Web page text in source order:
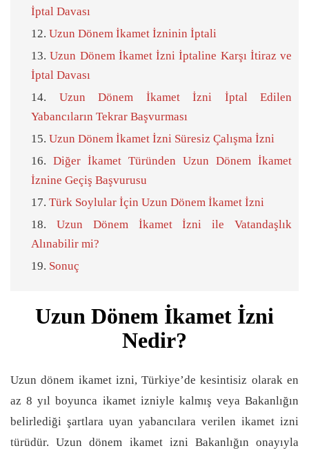
İptal Davası
Uzun Dönem İkamet İzninin İptali
Uzun Dönem İkamet İzni İptaline Karşı İtiraz ve
İptal Davası
Uzun Dönem İkamet İzni İptal Edilen
Yabancıların Tekrar Başvurması
Uzun Dönem İkamet İzni Süresiz Çalışma İzni
Diğer İkamet Türünden Uzun Dönem İkamet
İznine Geçiş Başvurusu
Türk Soylular İçin Uzun Dönem İkamet İzni
Uzun Dönem İkamet İzni ile Vatandaşlık
Alınabilir mi?
Sonuç
Uzun Dönem İkamet İzni
Nedir?
Uzun dönem ikamet izni, Türkiye’de kesintisiz olarak en
az 8 yıl boyunca ikamet izniyle kalmış veya Bakanlığın
belirlediği şartlara uyan yabancılara verilen ikamet izni
türüdür. Uzun dönem ikamet izni Bakanlığın onayıyla